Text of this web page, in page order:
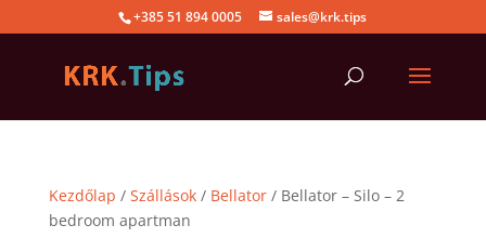
+385 51 894 0005 sales@krk.tips
Kezdőlap / Szállások/ Bellator/ Bellator – Silo – 2
bedroom apartman